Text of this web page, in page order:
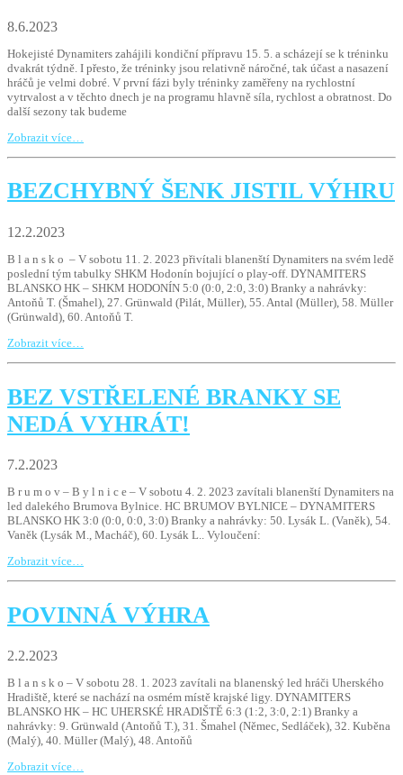
8.6.2023
Hokejisté Dynamiters zahájili kondiční přípravu 15. 5. a scházejí se k tréninku
dvakrát týdně. I přesto, že tréninky jsou relativně náročné, tak účast a nasazení
hráčů je velmi dobré. V první fázi byly tréninky zaměřeny na rychlostní
vytrvalost a v těchto dnech je na programu hlavně síla, rychlost a obratnost. Do
další sezony tak budeme
Zobrazit více…
BEZCHYBNÝ ŠENK JISTIL VÝHRU
12.2.2023
B l a n s k o – V sobotu 11. 2. 2023 přivítali blanenští Dynamiters na svém ledě
poslední tým tabulky SHKM Hodonín bojující o play-off. DYNAMITERS
BLANSKO HK – SHKM HODONÍN 5:0 (0:0, 2:0, 3:0) Branky a nahrávky:
Antoňů T. (Šmahel), 27. Grünwald (Pilát, Müller), 55. Antal (Müller), 58. Müller
(Grünwald), 60. Antoňů T.
Zobrazit více…
BEZ VSTŘELENÉ BRANKY SE
NEDÁ VYHRÁT!
7.2.2023
B r u m o v – B y l n i c e – V sobotu 4. 2. 2023 zavítali blanenští Dynamiters na
led dalekého Brumova Bylnice. HC BRUMOV BYLNICE – DYNAMITERS
BLANSKO HK 3:0 (0:0, 0:0, 3:0) Branky a nahrávky: 50. Lysák L. (Vaněk), 54.
Vaněk (Lysák M., Macháč), 60. Lysák L.. Vyloučení:
Zobrazit více…
POVINNÁ VÝHRA
2.2.2023
B l a n s k o – V sobotu 28. 1. 2023 zavítali na blanenský led hráči Uherského
Hradiště, které se nachází na osmém místě krajské ligy. DYNAMITERS
BLANSKO HK – HC UHERSKÉ HRADIŠTĚ 6:3 (1:2, 3:0, 2:1) Branky a
nahrávky: 9. Grünwald (Antoňů T.), 31. Šmahel (Němec, Sedláček), 32. Kuběna
(Malý), 40. Müller (Malý), 48. Antoňů
Zobrazit více…